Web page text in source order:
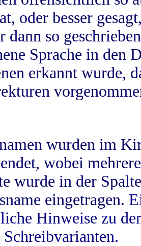
oder besser
dann so
Sprache in
erkannt wurde,
wurden im
wobei
wurde in der
eingetragen.
Hinweise zu